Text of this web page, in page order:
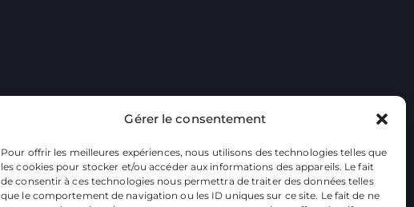
Gérer le consentement
Pour offrir les meilleures expériences, nous utilisons des technologies telles que
les cookies pour stocker et/ou accéder aux informations des appareils. Le fait
de consentir à ces technologies nous permettra de traiter des données telles
que le comportement de navigation ou les ID uniques sur ce site. Le fait de ne